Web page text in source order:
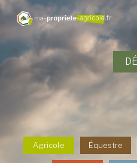
Agricole Équestre